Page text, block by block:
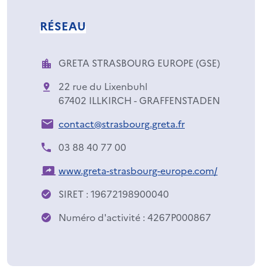
RÉSEAU
GRETA STRASBOURG EUROPE (GSE)
22 rue du Lixenbuhl
67402 ILLKIRCH - GRAFFENSTADEN
contact@strasbourg.greta.fr
03 88 40 77 00
www.greta-strasbourg-europe.com/
SIRET : 19672198900040
Numéro d'activité : 4267P000867